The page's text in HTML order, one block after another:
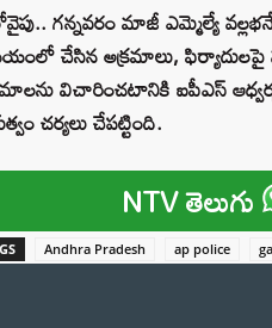
గన్నవరం మాజీ ఎమ్మెల్యే
చేసిన అక్రమాలు, ఫిర్యాదులపై
విచారించటానికి ఐపీఎస్
చర్యలు చేపట్టింది.
NTV తెలుగు
Andhra Pradesh ap police